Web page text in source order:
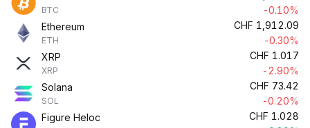
BTC
-0.10%
Ethereum
ETH
CHF 1,912.09
-0.30%
XRP
XRP
CHF 1.017
-2.90%
Solana
SOL
CHF 73.42
-0.20%
Figure Heloc
CHF 1.028